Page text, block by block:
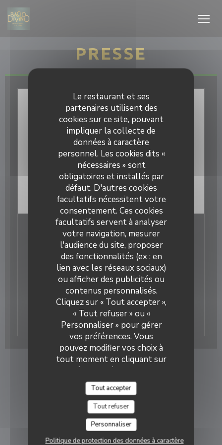
Personnalisation de vos choix en matière de cookies
Le restaurant et ses
partenaires utilisent des
cookies sur ce site, pouvant
impliquer la collecte de
données à caractère
personnel. Les cookies dits «
nécessaires » sont
obligatoires et installés par
défaut. D'autres cookies
facultatifs nécessitent votre
consentement. Ces cookies
facultatifs servent à analyser
votre navigation, mesurer
l'audience du site, proposer
des fonctionnalités (ex : en
lien avec les réseaux sociaux)
ou afficher des publicités ou
contenus personnalisés.
Cliquez sur « Tout accepter »,
« Tout refuser » ou «
Personnaliser » pour gérer
vos préférences. Vous
pouvez modifier vos choix à
tout moment en cliquant sur
l'icône représentant un
cookie en bas à gauche des
pages du site.
Tout accepter
Tout refuser
Personnaliser
Politique de protection des données à caractère
PRESSE
15/09/2015
Les meilleurs restaurants italiens
de France
Bacio divino est classé 6 eme meilleur restaurant
italien de France !
Merci à tous nos clients !
Lire l'article((ouvre une nouvelle